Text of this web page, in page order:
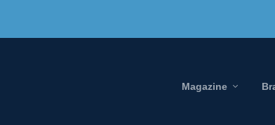
Magazine